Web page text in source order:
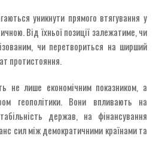
уникнути прямого втягування у
Від їхньої позиції залежатиме, чи
чи перетвориться на ширший
протистояння.
лише економічним показником, а
геополітики. Вони впливають на
держав, на фінансування
сил між демократичними країнами та